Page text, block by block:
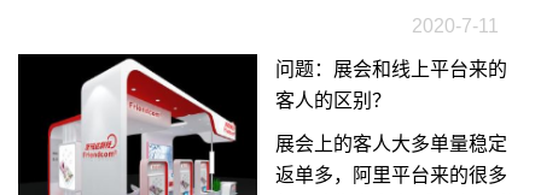
2020-7-11
问题：展会和线上平台来的
客人的区别？
展会上的客人大多单量稳定
返单多，阿里平台来的很多